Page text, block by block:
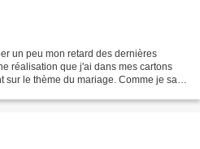
un peu mon retard des dernières
réalisation que j'ai dans mes cartons
le thème du mariage. Comme je sais